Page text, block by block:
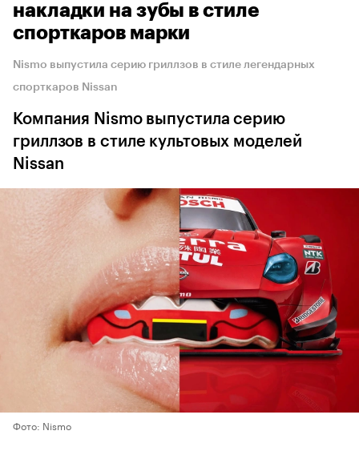
накладки на зубы в стиле
спорткаров марки
Nismo выпустила серию гриллзов в стиле легендарных
спорткаров Nissan
Компания Nismo выпустила серию
гриллзов в стиле культовых моделей
Nissan
Фото: Nismo